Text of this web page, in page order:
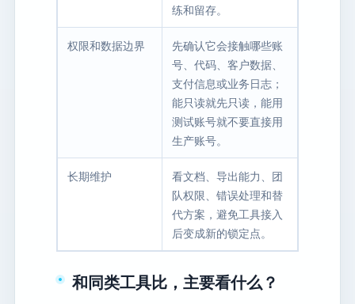
练和留存。
权限和数据边界
先确认它会接触哪些账
号、代码、客户数据、
支付信息或业务日志；
能只读就先只读，能用
测试账号就不要直接用
生产账号。
长期维护
看文档、导出能力、团
队权限、错误处理和替
代方案，避免工具接入
后变成新的锁定点。
和同类工具比，主要看什么？